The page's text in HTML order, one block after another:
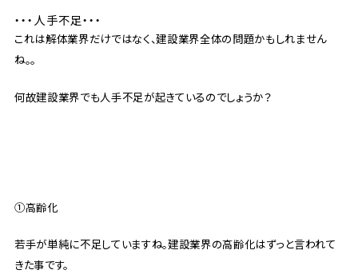
・・・人手不足・・・
これは解体業界だけではなく、建設業界全体の問題かもしれません
ね。。
何故建設業界でも人手不足が起きているのでしょうか？
①高齢化
若手が単純に不足していますね。建設業界の高齢化はずっと言われて
きた事です。